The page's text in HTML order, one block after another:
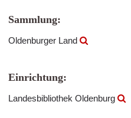
Sammlung:
Oldenburger Land
Einrichtung:
Landesbibliothek Oldenburg